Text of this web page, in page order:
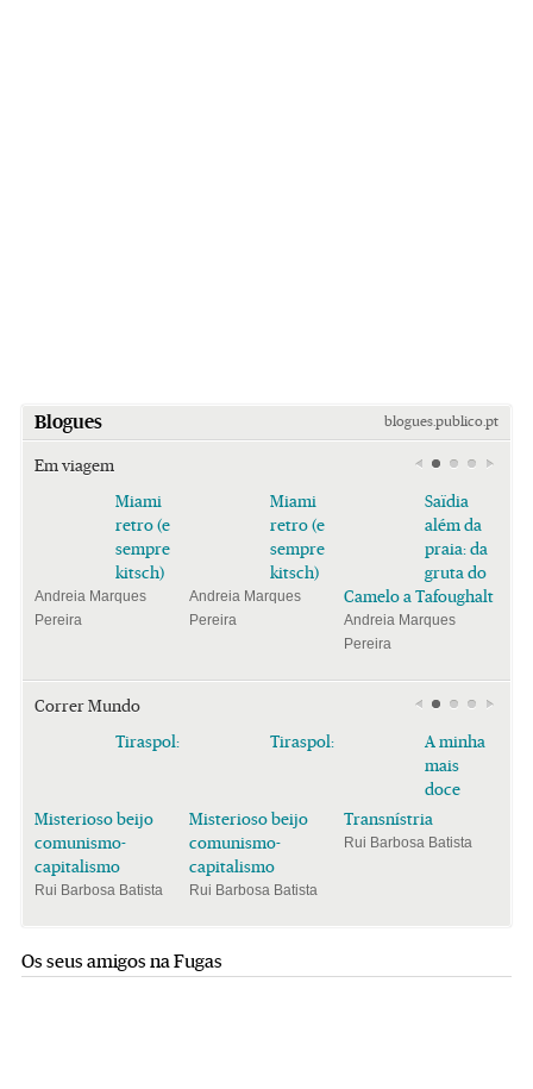
Blogues blogues.publico.pt
Em viagem
Miami
retro (e
sempre
kitsch)
Andreia Marques
Pereira
Miami
retro (e
sempre
kitsch)
Andreia Marques
Pereira
Saïdia
além da
praia: da
gruta do
Camelo a Tafoughalt
Andreia Marques
Pereira
Correr Mundo
Tiraspol:
Misterioso beijo
comunismo-
capitalismo
Rui Barbosa Batista
Tiraspol:
Misterioso beijo
comunismo-
capitalismo
Rui Barbosa Batista
A minha
mais
doce
Transnístria
Rui Barbosa Batista
Os seus amigos na Fugas